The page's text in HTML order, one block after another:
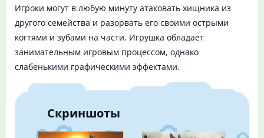
Игроки могут в любую минуту атаковать хищника из
другого семейства и разорвать его своими острыми
когтями и зубами на части. Игрушка обладает
занимательным игровым процессом, однако
слабенькими графическими эффектами.
Скриншоты